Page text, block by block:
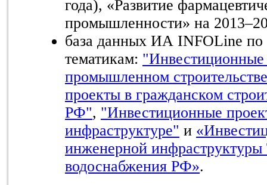
года), «Развитие
промышленности» на
база данных ИА INFOLine по
тематикам: "Инвестиционные
промышленном
проекты в гражданском
РФ", "Инвестиционные
инфраструктуре" и
инженерной
водоснабжения РФ».